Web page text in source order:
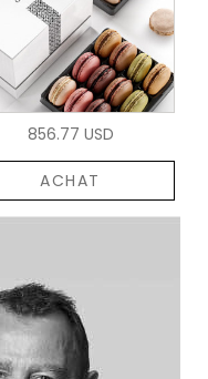
856.77 USD
ACHAT